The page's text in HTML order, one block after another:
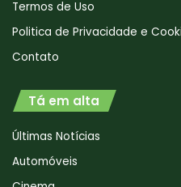
Termos de Uso
Politica de Privacidade e
Contato
Tá em alta
Últimas Notícias
Automóveis